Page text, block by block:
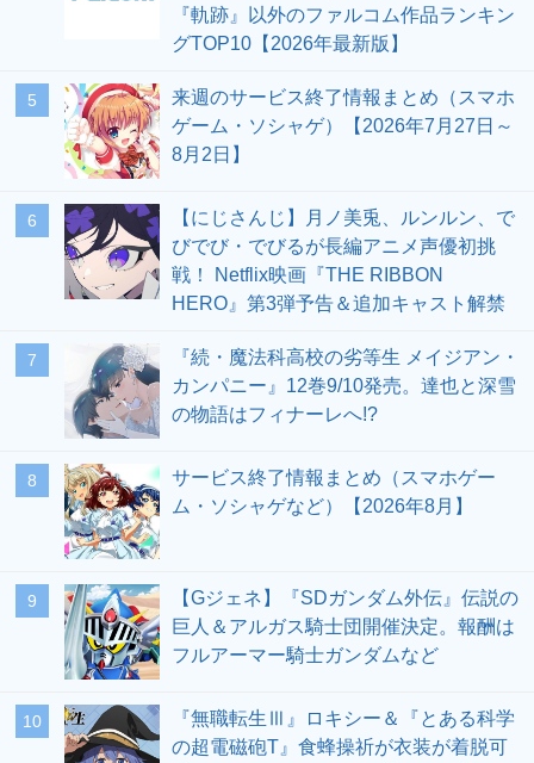
『軌跡』以外のファルコム作品ランキン
グTOP10【2026年最新版】
5
来週のサービス終了情報まとめ（スマホ
ゲーム・ソシャゲ）【2026年7月27日～
8月2日】
6
【にじさんじ】月ノ美兎、ルンルン、で
びでび・でびるが長編アニメ声優初挑
戦！ Netflix映画『THE RIBBON
HERO』第3弾予告＆追加キャスト解禁
7
『続・魔法科高校の劣等生 メイジアン・
カンパニー』12巻9/10発売。達也と深雪
の物語はフィナーレへ!?
8
サービス終了情報まとめ（スマホゲー
ム・ソシャゲなど）【2026年8月】
9
【Gジェネ】『SDガンダム外伝』伝説の
巨人＆アルガス騎士団開催決定。報酬は
フルアーマー騎士ガンダムなど
10
『無職転生Ⅲ』ロキシー＆『とある科学
の超電磁砲T』食蜂操祈が衣装が着脱可